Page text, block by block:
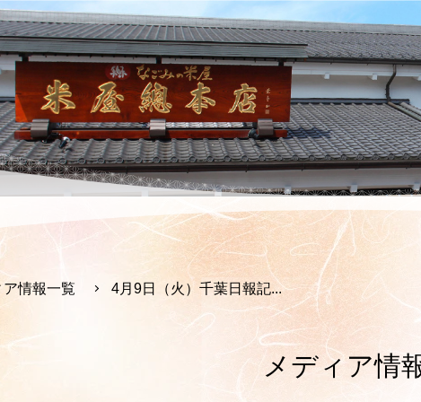
ア情報一覧 4月9日（火）千葉日報記...
メディア情